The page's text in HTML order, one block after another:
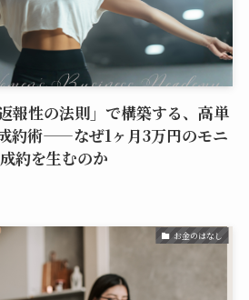
報性の法則」で構築する、高単
約術——なぜ1ヶ月3万円のモニ
約を生むのか
お金のはなし